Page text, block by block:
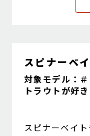
スピナーベ
対象モデル：
トラウトが好
スピナーベイ